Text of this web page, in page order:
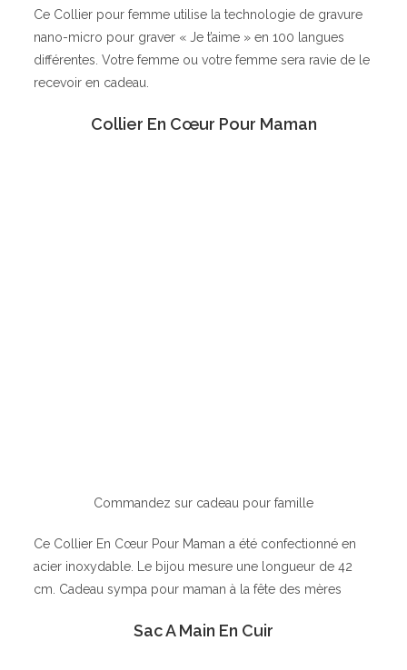
Ce Collier pour femme utilise la technologie de gravure
nano-micro pour graver « Je t’aime » en 100 langues
différentes. Votre femme ou votre femme sera ravie de le
recevoir en cadeau.
Collier En Cœur Pour Maman
Commandez sur cadeau pour famille
Ce Collier En Cœur Pour Maman a été confectionné en
acier inoxydable. Le bijou mesure une longueur de 42
cm. Cadeau sympa pour maman à la fête des mères
Sac A Main En Cuir